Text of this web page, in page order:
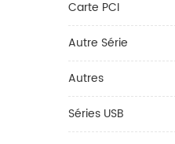
Carte PCI
Autre Série
Autres
Séries USB